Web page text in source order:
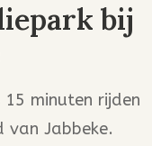
bij
minuten rijden
van Jabbeke.